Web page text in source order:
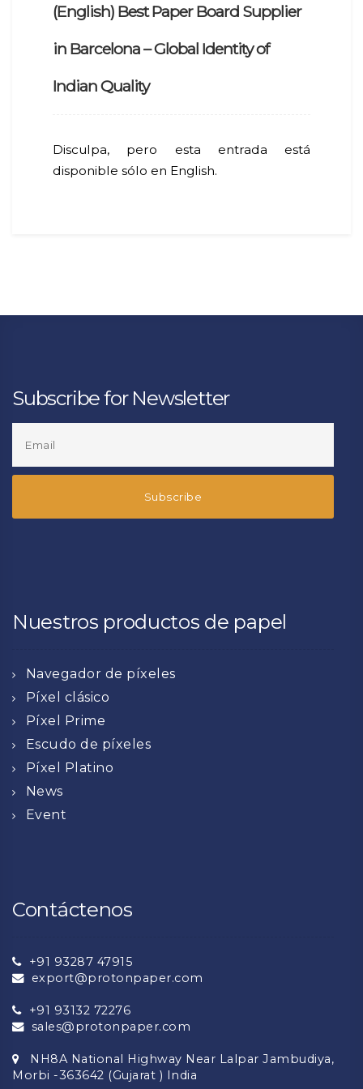
(English) Best Paper Board Supplier
in Barcelona – Global Identity of
Indian Quality
Disculpa, pero esta entrada está
disponible sólo en English.
Subscribe for Newsletter
Nuestros productos de papel
Navegador de píxeles
Píxel clásico
Píxel Prime
Escudo de píxeles
Píxel Platino
News
Event
Contáctenos
+91 93287 47915
export@protonpaper.com
+91 93132 72276
sales@protonpaper.com
NH8A National Highway Near Lalpar Jambudiya,
Morbi -363642 (Gujarat ) India